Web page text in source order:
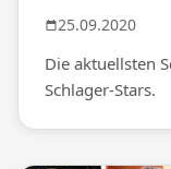
25.09.2020
Die aktuellsten
Schlager-Stars.